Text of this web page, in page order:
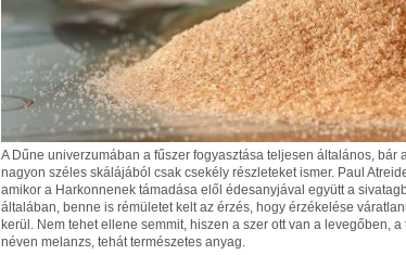
A Dűne univerzumában a fűszer fogyasztása teljesen általános, bár
nagyon széles skálájából csak csekély részleteket ismer. Paul
amikor a Harkonnenek támadása elől édesanyjával együtt a
általában, benne is rémületet kelt az érzés, hogy érzékelése
kerül. Nem tehet ellene semmit, hiszen a szer ott van a levegőben,
néven melanzs, tehát természetes anyag.